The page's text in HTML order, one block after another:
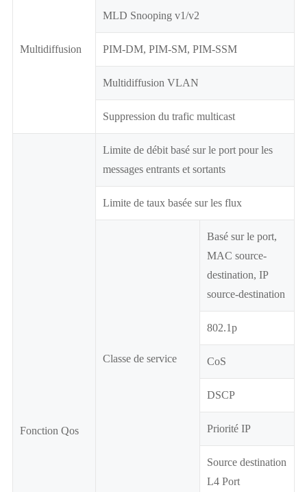
Multidiffusion
MLD Snooping v1/v2
PIM-DM, PIM-SM, PIM-SSM
Multidiffusion VLAN
Suppression du trafic multicast
Fonction Qos
Limite de débit basé sur le port pour les
messages entrants et sortants
Limite de taux basée sur les flux
Classe de service
Basé sur le port,
MAC source-
destination, IP
source-destination
802.1p
CoS
DSCP
Priorité IP
Source destination
L4 Port